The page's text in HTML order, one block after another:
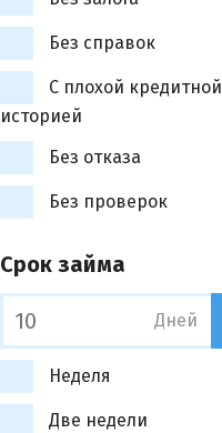
Без справок
С плохой кредитной
историей
Без отказа
Без проверок
Срок займа
Дней
Неделя
Две недели